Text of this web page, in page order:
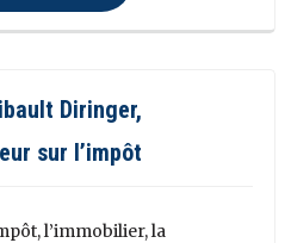
Diringer,
sur l’impôt
l’immobilier, la